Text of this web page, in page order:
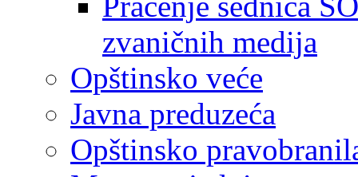
zvaničnih medija
Opštinsko veće
Javna preduzeća
Opštinsko